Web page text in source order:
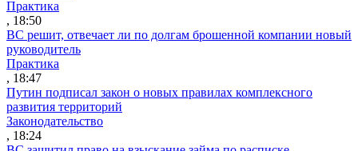
Практика
, 18:50
ВС решит, отвечает ли по долгам брошенной компании новый
руководитель
Практика
, 18:47
Путин подписал закон о новых правилах комплексного
развития территорий
Законодательство
, 18:24